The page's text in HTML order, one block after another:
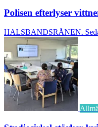
Polisen efterlyser
HALSBANDSRÅNEN.